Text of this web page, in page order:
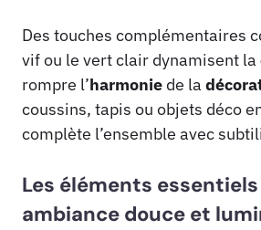
Des touches complémentaires
vif ou le vert clair dynamisent la
rompre l’harmonie de la
coussins, tapis ou objets déco
complète l’ensemble avec
Les éléments
ambiance douce et